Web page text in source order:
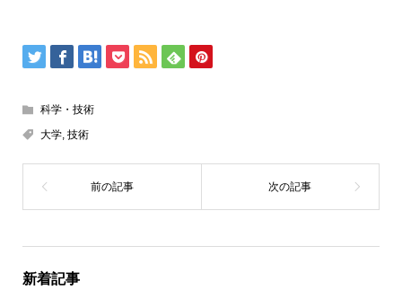
科学・技術
大学, 技術
新着記事